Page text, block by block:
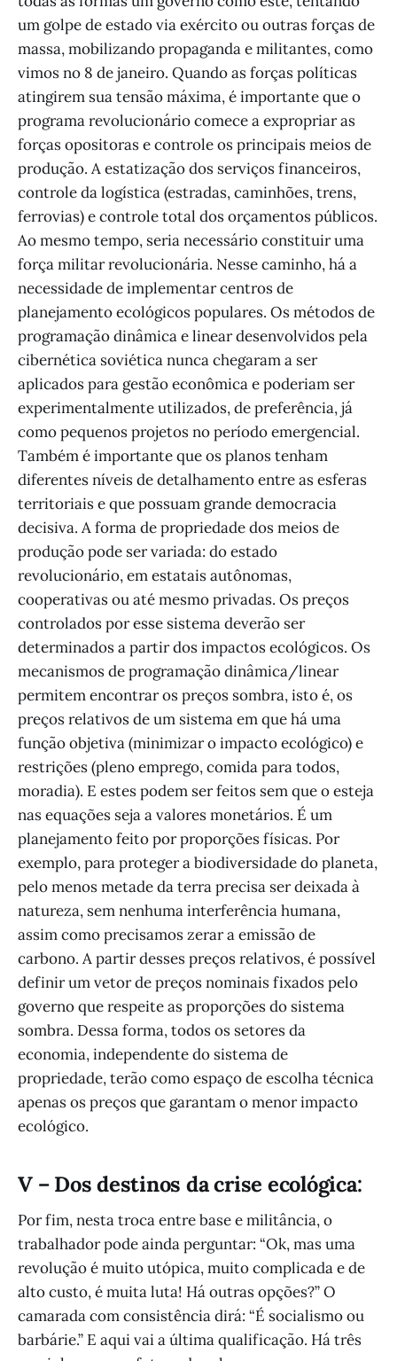
um golpe de estado via exército ou outras forças de
massa, mobilizando propaganda e militantes, como
vimos no 8 de janeiro. Quando as forças políticas
atingirem sua tensão máxima, é importante que o
programa revolucionário comece a expropriar as
forças opositoras e controle os principais meios de
produção. A estatização dos serviços financeiros,
controle da logística (estradas, caminhões, trens,
ferrovias) e controle total dos orçamentos públicos.
Ao mesmo tempo, seria necessário constituir uma
força militar revolucionária. Nesse caminho, há a
necessidade de implementar centros de
planejamento ecológicos populares. Os métodos de
programação dinâmica e linear desenvolvidos pela
cibernética soviética nunca chegaram a ser
aplicados para gestão econômica e poderiam ser
experimentalmente utilizados, de preferência, já
como pequenos projetos no período emergencial.
Também é importante que os planos tenham
diferentes níveis de detalhamento entre as esferas
territoriais e que possuam grande democracia
decisiva. A forma de propriedade dos meios de
produção pode ser variada: do estado
revolucionário, em estatais autônomas,
cooperativas ou até mesmo privadas. Os preços
controlados por esse sistema deverão ser
determinados a partir dos impactos ecológicos. Os
mecanismos de programação dinâmica/linear
permitem encontrar os preços sombra, isto é, os
preços relativos de um sistema em que há uma
função objetiva (minimizar o impacto ecológico) e
restrições (pleno emprego, comida para todos,
moradia). E estes podem ser feitos sem que o esteja
nas equações seja a valores monetários. É um
planejamento feito por proporções físicas. Por
exemplo, para proteger a biodiversidade do planeta,
pelo menos metade da terra precisa ser deixada à
natureza, sem nenhuma interferência humana,
assim como precisamos zerar a emissão de
carbono. A partir desses preços relativos, é possível
definir um vetor de preços nominais fixados pelo
governo que respeite as proporções do sistema
sombra. Dessa forma, todos os setores da
economia, independente do sistema de
propriedade, terão como espaço de escolha técnica
apenas os preços que garantam o menor impacto
ecológico.
V – Dos destinos da crise ecológica:
Por fim, nesta troca entre base e militância, o
trabalhador pode ainda perguntar: “Ok, mas uma
revolução é muito utópica, muito complicada e de
alto custo, é muita luta! Há outras opções?” O
camarada com consistência dirá: “É socialismo ou
barbárie.” E aqui vai a última qualificação. Há três